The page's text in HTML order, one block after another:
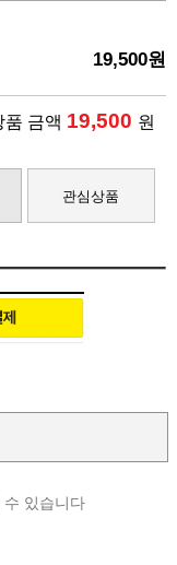
19,500원
품 금액 19,500 원
관심상품
수 있습니다